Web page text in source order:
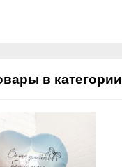
в категории